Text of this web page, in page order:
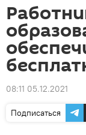
08:11 05.12.2021
Подписаться